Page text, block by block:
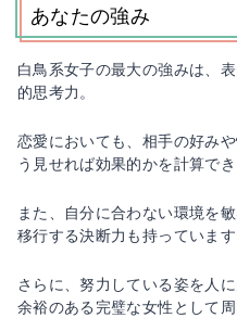
あなたの強み
白鳥系女子の最大の強みは、
的思考力。
恋愛においても、相手の好み
う見せれば効果的かを計算でき
また、自分に合わない環境を
移行する決断力も持っています
さらに、努力している姿を人
余裕のある完璧な女性として